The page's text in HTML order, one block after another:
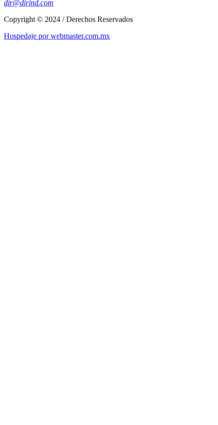
dir@dirind.com
Copyright © 2024 / Derechos Reservados
Hospedaje por webmaster.com.mx